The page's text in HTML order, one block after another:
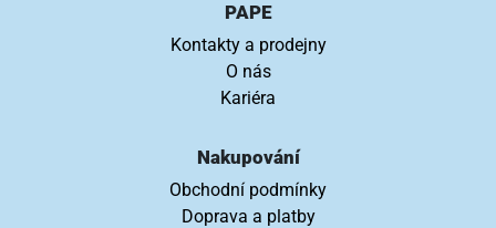
PAPE
Kontakty a prodejny
O nás
Kariéra
Nakupování
Obchodní podmínky
Doprava a platby